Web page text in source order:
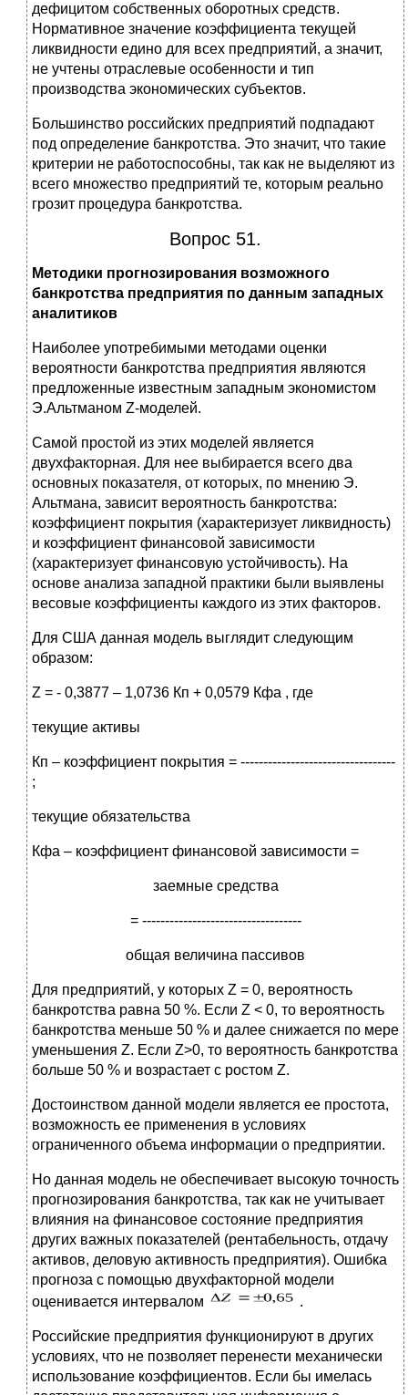
дефицитом собственных оборотных средств.
Нормативное значение коэффициента текущей
ликвидности едино для всех предприятий, а значит,
не учтены отраслевые особенности и тип
производства экономических субъектов.
Большинство российских предприятий подпадают
под определение банкротства. Это значит, что такие
критерии не работоспособны, так как не выделяют из
всего множество предприятий те, которым реально
грозит процедура банкротства.
Вопрос 51.
Методики прогнозирования возможного
банкротства предприятия по данным западных
аналитиков
Наиболее употребимыми методами оценки
вероятности банкротства предприятия являются
предложенные известным западным экономистом
Э.Альтманом Z-моделей.
Самой простой из этих моделей является
двухфакторная. Для нее выбирается всего два
основных показателя, от которых, по мнению Э.
Альтмана, зависит вероятность банкротства:
коэффициент покрытия (характеризует ликвидность)
и коэффициент финансовой зависимости
(характеризует финансовую устойчивость). На
основе анализа западной практики были выявлены
весовые коэффициенты каждого из этих факторов.
Для США данная модель выглядит следующим
образом:
Z = - 0,3877 – 1,0736 Кп + 0,0579 Кфа , где
текущие активы
Кп – коэффициент покрытия = ----------------------------------
;
текущие обязательства
Кфа – коэффициент финансовой зависимости =
заемные средства
= -----------------------------------
общая величина пассивов
Для предприятий, у которых Z = 0, вероятность
банкротства равна 50 %. Если Z < 0, то вероятность
банкротства меньше 50 % и далее снижается по мере
уменьшения Z. Если Z>0, то вероятность банкротства
больше 50 % и возрастает с ростом Z.
Достоинством данной модели является ее простота,
возможность ее применения в условиях
ограниченного объема информации о предприятии.
Но данная модель не обеспечивает высокую точность
прогнозирования банкротства, так как не учитывает
влияния на финансовое состояние предприятия
других важных показателей (рентабельность, отдачу
активов, деловую активность предприятия). Ошибка
прогноза с помощью двухфакторной модели
оценивается интервалом
.
Российские предприятия функционируют в других
условиях, что не позволяет перенести механически
использование коэффициентов. Если бы имелась